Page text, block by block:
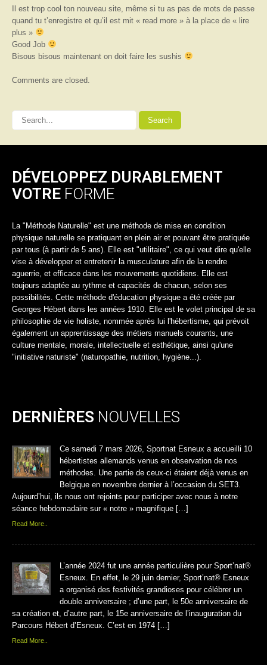
Il est trop cool ton nouveau site, même si tu as pas de mots de passe
quand tu t’enregistre et qu’il est mit « read more » à la place de « lire
plus »
Good Job
Bisous bisous maintenant on doit faire les sushis
Comments are closed.
DÉVELOPPEZ DURABLEMENT
VOTRE FORME
La "Méthode Naturelle" est une méthode de mise en condition
physique naturelle se pratiquant en plein air et pouvant être pratiquée
par tous (à partir de 5 ans). Elle est "utilitaire", ce qui veut dire qu'elle
vise à développer et entretenir la musculature afin de la rendre
aguerrie, et efficace dans les mouvements quotidiens. Elle est
toujours adaptée au rythme et capacités de chacun, selon ses
possibilités. Cette méthode d'éducation physique a été créée par
Georges Hébert dans les années 1910. Elle est le volet principal de sa
philosophie de vie holiste, nommée après lui l'hébertisme, qui prévoit
également un apprentissage des métiers manuels courants, une
culture mentale, morale, intellectuelle et esthétique, ainsi qu'une
"initiative naturiste" (naturopathie, nutrition, hygiène...).
DERNIÈRES NOUVELLES
Ce samedi 7 mars 2026, Sportnat Esneux a accueilli 10
hébertistes allemands venus en observation de nos
méthodes. Une partie de ceux-ci étaient déjà venus en
Belgique en novembre dernier à l’occasion du SET3.
Aujourd’hui, ils nous ont rejoints pour participer avec nous à notre
séance hebdomadaire sur « notre » magnifique […]
Read More..
L’année 2024 fut une année particulière pour Sport’nat®
Esneux. En effet, le 29 juin dernier, Sport’nat® Esneux
a organisé des festivités grandioses pour célébrer un
double anniversaire ; d’une part, le 50e anniversaire de
sa création et, d’autre part, le 15e anniversaire de l’inauguration du
Parcours Hébert d’Esneux. C’est en 1974 […]
Read More..